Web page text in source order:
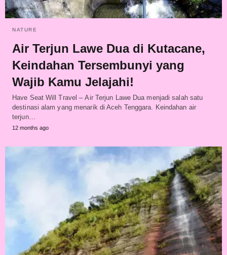
NATURE
Air Terjun Lawe Dua di Kutacane,
Keindahan Tersembunyi yang
Wajib Kamu Jelajahi!
Have Seat Will Travel – Air Terjun Lawe Dua menjadi salah satu
destinasi alam yang menarik di Aceh Tenggara. Keindahan air
terjun…
12 months ago